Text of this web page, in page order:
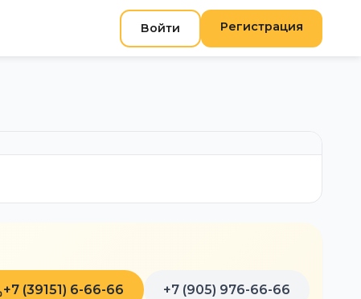
Войти Регистрация
+7 (39151) 6-66-66 +7 (905) 976-66-66